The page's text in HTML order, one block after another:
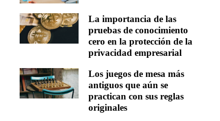
La importancia de las
pruebas de conocimiento
cero en la protección de la
privacidad empresarial
Los juegos de mesa más
antiguos que aún se
practican con sus reglas
originales